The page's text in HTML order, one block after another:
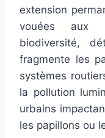
extension
vouées aux
biodiversité,
fragmente les
systèmes
la pollution
urbains
les papillons ou